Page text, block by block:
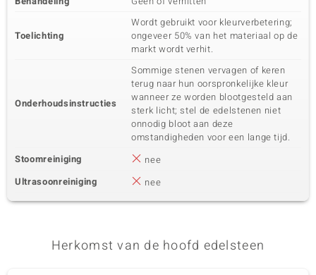
Toelichting
Wordt gebruikt voor kleurverbetering;
ongeveer 50% van het materiaal op de
markt wordt verhit.
Onderhoudsinstructies
Sommige stenen vervagen of keren
terug naar hun oorspronkelijke kleur
wanneer ze worden blootgesteld aan
sterk licht; stel de edelstenen niet
onnodig bloot aan deze
omstandigheden voor een lange tijd.
Stoomreiniging
nee
Ultrasoonreiniging
nee
Herkomst van de hoofd edelsteen